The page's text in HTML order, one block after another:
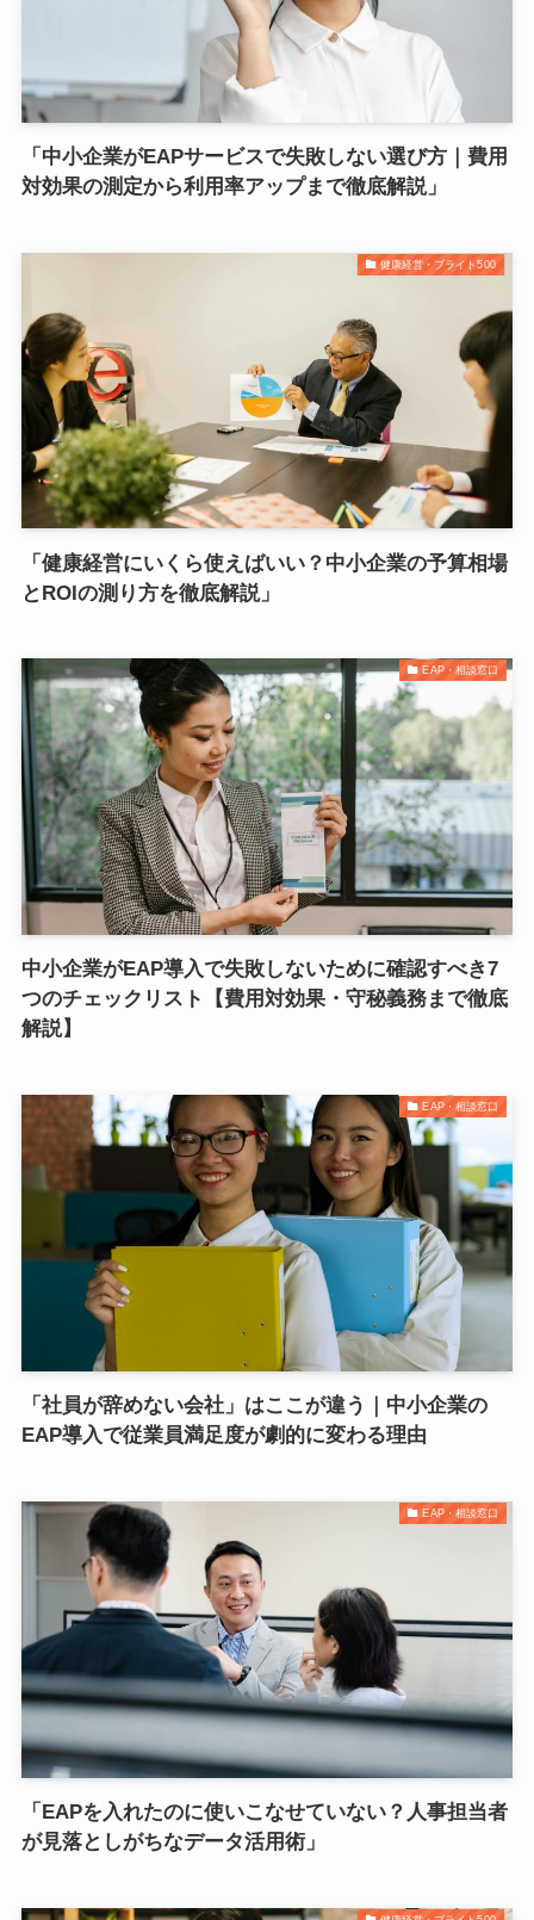
「中小企業がEAPサービスで失敗しない選び方｜費用
対効果の測定から利用率アップまで徹底解説」
健康経営・ブライト500
「健康経営にいくら使えばいい？中小企業の予算相場
とROIの測り方を徹底解説」
EAP・相談窓口
中小企業がEAP導入で失敗しないために確認すべき7
つのチェックリスト【費用対効果・守秘義務まで徹底
解説】
EAP・相談窓口
「社員が辞めない会社」はここが違う｜中小企業の
EAP導入で従業員満足度が劇的に変わる理由
EAP・相談窓口
「EAPを入れたのに使いこなせていない？人事担当者
が見落としがちなデータ活用術」